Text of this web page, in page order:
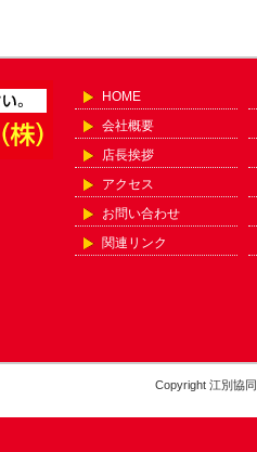
HOME
会社概要
店長挨拶
アクセス
お問い合わせ
関連リンク
Copyright 江別協